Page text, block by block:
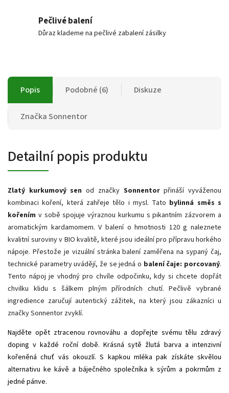
Pečlivé balení
Důraz klademe na pečlivé zabalení zásilky
Popis Podobné (6) Diskuze
ZnačkaSonnentor
Detailní popis produktu
Zlatý kurkumový sen od značky Sonnentorpřináší vyváženou
kombinaci koření, která zahřeje tělo i mysl. Tato bylinná směs s
kořením v sobě spojuje výraznou kurkumu s pikantním zázvorem a
aromatickým kardamomem. V balení o hmotnosti 120 g naleznete
kvalitní suroviny v BIO kvalitě, které jsou ideální pro přípravu horkého
nápoje. Přestože je vizuální stránka balení zaměřena na sypaný čaj,
technické parametry uvádějí, že se jedná o balení čaje: porcovaný.
Tento nápoj je vhodný pro chvíle odpočinku, kdy si chcete dopřát
chvilku klidu s šálkem plným přírodních chutí. Pečlivě vybrané
ingredience zaručují autentický zážitek, na který jsou zákazníci u
značky Sonnentor zvyklí.
Najděte opět ztracenou rovnováhu a dopřejte svému tělu zdravý
doping v každé roční době. Krásná sytě žlutá barva a intenzivní
kořeněná chuť vás okouzlí. S kapkou mléka pak získáte skvělou
alternativu ke kávě a báječného společníka k sýrům a pokrmům z
jedné pánve.